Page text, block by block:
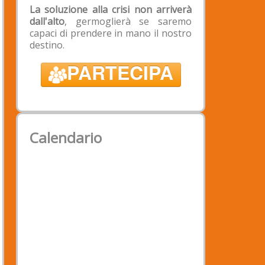
Intestazione: Associazione
Padova2020
Banca: Banca Popolare Etica -
050188529290
BIC/SWIFT: CCRTIT2TXXX;
La soluzione alla crisi non arriverà
dall'alto, germoglierà se saremo
capaci di prendere in mano il nostro
destino.
PARTECIPA
Calendario